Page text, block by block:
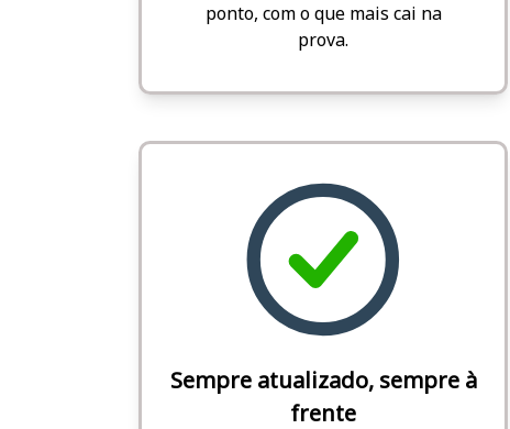
ponto, com o que mais cai na
prova.
Sempre atualizado, sempre à
frente